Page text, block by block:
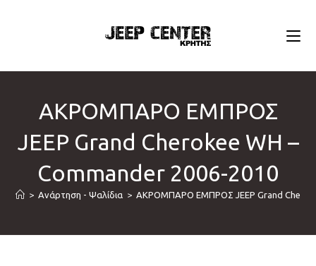
ΑΚΡΟΜΠΑΡΟ ΕΜΠΡΟΣ
JEEP Grand Cherokee WH –
Commander 2006-2010
> Ανάρτηση - Ψαλίδια > ΑΚΡΟΜΠΑΡΟ ΕΜΠΡΟΣ JEEP Grand